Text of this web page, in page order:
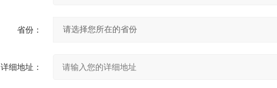
省份：
详细地址：